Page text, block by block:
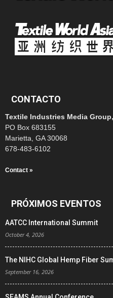
CONTACTO
Textile Industries Media
PO Box 683155
Marietta, GA 30068
678-483-6102
Contact »
PRÓXIMOS EVENTOS
AATCC International Summit
October 4, 2026
The NIHC Global Hemp Fiber
September 16, 2026